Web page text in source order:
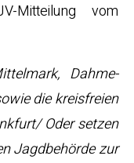
Mitteilung vom
Dahme-
die kreisfreien
Oder setzen
Jagdbehörde zur